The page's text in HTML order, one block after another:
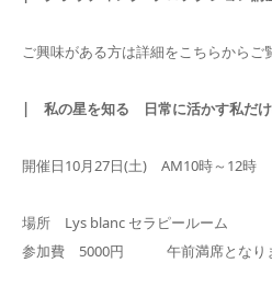
ご興味がある方は詳細をこちらから
| 私の星を知る 日常に活かす私
開催日10月27日(土) AM10時～12時
場所 Lys blanc セラピールーム
参加費 5000円 午前満席となりま